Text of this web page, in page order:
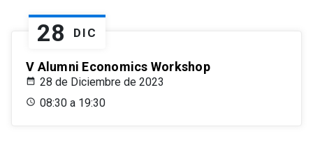
28 DIC
V Alumni Economics Workshop
28 de Diciembre de 2023
08:30 a 19:30